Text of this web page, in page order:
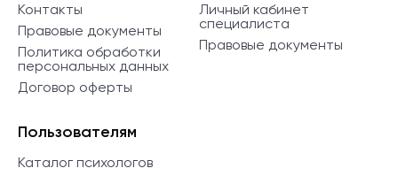
Контакты
Правовые документы
Политика обработки
персональных данных
Договор оферты
Личный кабинет
специалиста
Правовые документы
Пользователям
Каталог психологов